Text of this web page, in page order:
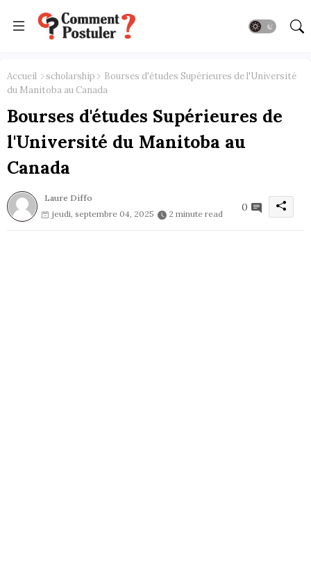
Accueil scholarship
Bourses d'études Supérieures de l'Université
du Manitoba au Canada
Bourses d'études Supérieures de
l'Université du Manitoba au
Canada
Laure Diffo
jeudi, septembre 04, 2025
2 minute read
0